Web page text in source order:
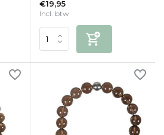
€19,95
Incl. btw